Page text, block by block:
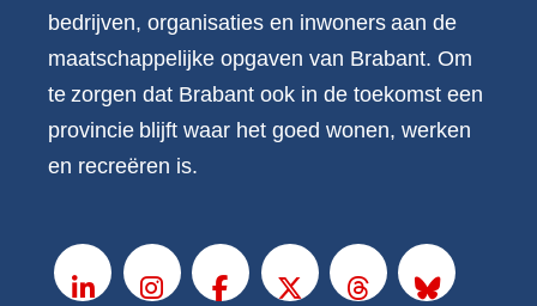
bedrijven, organisaties en inwoners aan de
maatschappelijke opgaven van Brabant. Om
te zorgen dat Brabant ook in de toekomst een
provincie blijft waar het goed wonen, werken
en recreëren is.